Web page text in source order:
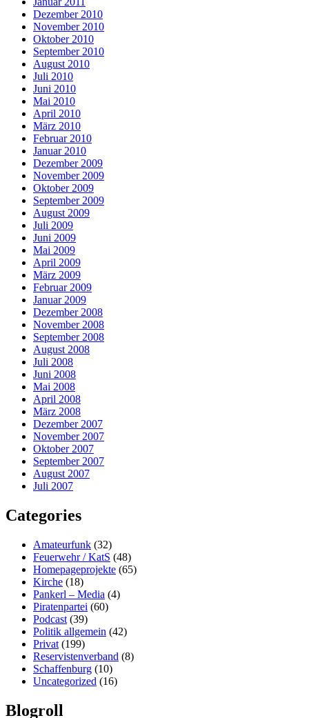
Dezember 2010
November 2010
Oktober 2010
September 2010
August 2010
Juli 2010
Juni 2010
Mai 2010
April 2010
März 2010
Februar 2010
Januar 2010
Dezember 2009
November 2009
Oktober 2009
September 2009
August 2009
Juli 2009
Juni 2009
Mai 2009
April 2009
März 2009
Februar 2009
Januar 2009
Dezember 2008
November 2008
September 2008
August 2008
Juli 2008
Juni 2008
Mai 2008
April 2008
März 2008
Dezember 2007
November 2007
Oktober 2007
September 2007
August 2007
Juli 2007
Categories
Amateurfunk (32)
Feuerwehr / KatS (48)
Homepageprojekte (65)
Kirche (18)
Pankerl – Media (4)
Piratenpartei (60)
Podcast (39)
Politik allgemein (42)
Privat (199)
Reservistenverband (8)
Schaffenburg (10)
Uncategorized (16)
Blogroll